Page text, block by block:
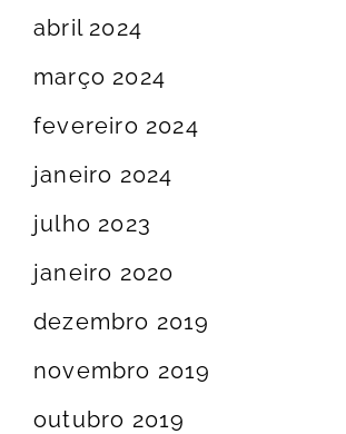
abril 2024
março 2024
fevereiro 2024
janeiro 2024
julho 2023
janeiro 2020
dezembro 2019
novembro 2019
outubro 2019